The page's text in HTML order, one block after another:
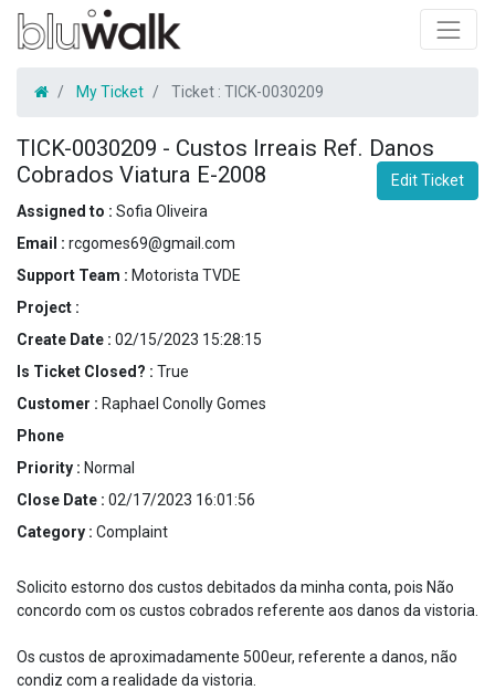
My Ticket Ticket : TICK-0030209
TICK-0030209 - Custos Irreais Ref. Danos
Cobrados Viatura E-2008
Edit Ticket
Assigned to : Sofia Oliveira
Email : rcgomes69@gmail.com
Support Team : Motorista TVDE
Project :
Create Date : 02/15/2023 15:28:15
Is Ticket Closed? : True
Customer : Raphael Conolly Gomes
Phone
Priority : Normal
Close Date : 02/17/2023 16:01:56
Category : Complaint
Solicito estorno dos custos debitados da minha conta, pois Não
concordo com os custos cobrados referente aos danos da vistoria.
Os custos de aproximadamente 500eur, referente a danos, não
condiz com a realidade da vistoria.